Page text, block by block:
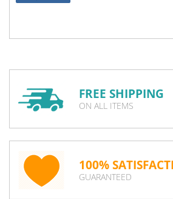
FREE SHIPPING
ON ALL ITEMS
100%
GUARANTEED